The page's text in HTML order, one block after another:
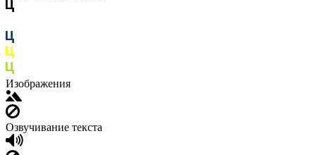
Изображения
Озвучивание текста